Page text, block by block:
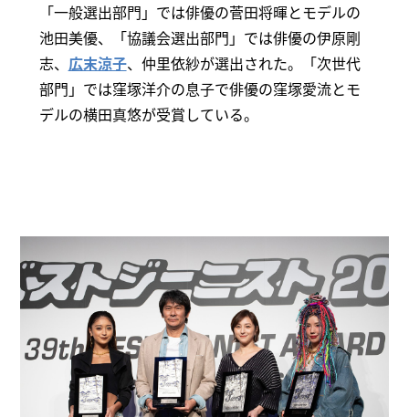
「⼀般選出部門」では俳優の菅田将暉とモデルの
池田美優、「協議会選出部門」では俳優の伊原剛
志、 広末涼子、仲里依紗が選出された。「次世代
部門」では窪塚洋介の息子で俳優の窪塚愛流とモ
デルの横田真悠が受賞している。